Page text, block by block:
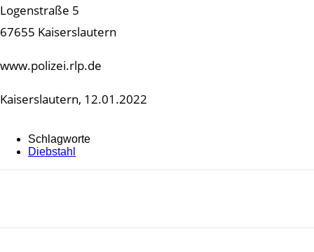
Logenstraße 5
67655 Kaiserslautern
www.polizei.rlp.de
Kaiserslautern, 12.01.2022
Schlagworte
Diebstahl